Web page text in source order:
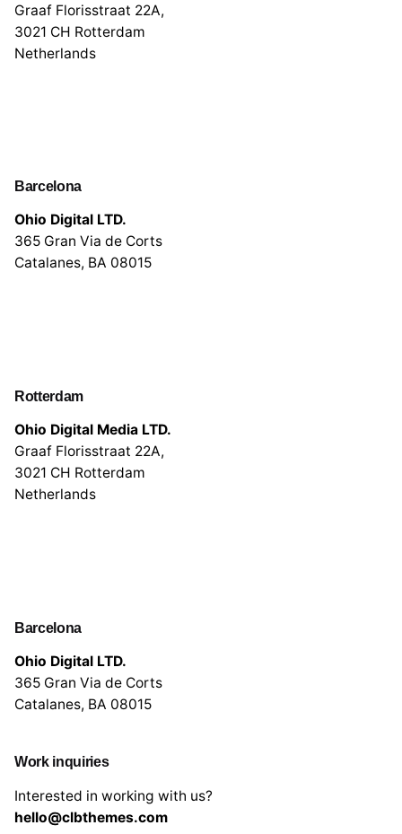
Graaf Florisstraat 22A,
3021 CH Rotterdam
Netherlands
Barcelona
Ohio Digital LTD.
365 Gran Via de Corts
Catalanes, BA 08015
Rotterdam
Ohio Digital Media LTD.
Graaf Florisstraat 22A,
3021 CH Rotterdam
Netherlands
Barcelona
Ohio Digital LTD.
365 Gran Via de Corts
Catalanes, BA 08015
Work inquiries
Interested in working with us?
hello@clbthemes.com